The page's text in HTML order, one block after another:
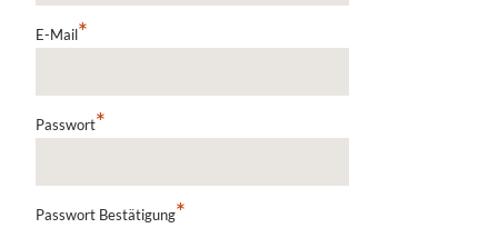
E-Mail*
Passwort*
Passwort Bestätigung*